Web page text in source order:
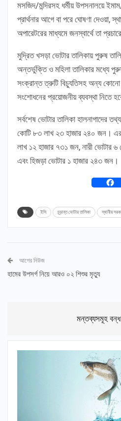
মসজিদ/মন্দিরসহ ধর্মীয় উপসনালয়ে
প্রার্থনার আগে বা পরে ঘোষণা দেওয়া,
অপারেটরের মাধ্যমে জনস্বার্থে তা
মুদ্রিত খসড়া ভোটার তালিকায় পুরুষ
অন্তর্ভুক্তি ও মহিলা তালিকার মধ্যে
সংক্রান্ত ত্রুটি বিচ্যুতিসহ অন্য কোনো
সংশোধনের প্রয়োজনীয় ব্যবস্থা নিতে
সর্বশেষ ভোটার তালিকা হালনাগাদের
কোটি ৮৩ লাখ ২৩ হাজার ২৪০ জন।
লাখ ১২ হাজার ৭৩১ জন, নারী ভোটার
এবং হিজড়া ভোটার ১ হাজার ২৪৩ জন।
ইসি চূড়ান্ত ভোটার তালিকা স্থানীয়
আগের নিউজ
হামের উপসর্গ নিয়ে আরও ০২ শিশুর মৃত্যু
মন্তব্যসমূহ বন্ধ